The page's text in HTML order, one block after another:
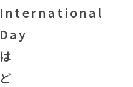
International
Day
は
ど